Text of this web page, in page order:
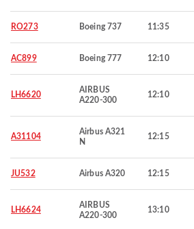
RO273 Boeing 737 11:35
AC899 Boeing 777 12:10
LH6620
AIRBUS
A220-300
12:10
A31104
Airbus A321
N
12:15
JU532 Airbus A320 12:15
LH6624
AIRBUS
A220-300
13:10